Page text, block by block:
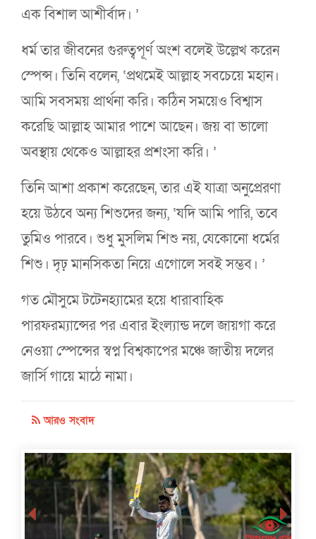
এক বিশাল আশীর্বাদ। ’
ধর্ম তার জীবনের গুরুত্বপূর্ণ অংশ বলেই উল্লেখ করেন
স্পেন্স। তিনি বলেন, ‘প্রথমেই আল্লাহ সবচেয়ে মহান।
আমি সবসময় প্রার্থনা করি। কঠিন সময়েও বিশ্বাস
করেছি আল্লাহ আমার পাশে আছেন। জয় বা ভালো
অবস্থায় থেকেও আল্লাহর প্রশংসা করি। ’
তিনি আশা প্রকাশ করেছেন, তার এই যাত্রা অনুপ্রেরণা
হয়ে উঠবে অন্য শিশুদের জন্য, ‘যদি আমি পারি, তবে
তুমিও পারবে। শুধু মুসলিম শিশু নয়, যেকোনো ধর্মের
শিশু। দৃঢ় মানসিকতা নিয়ে এগোলে সবই সম্ভব। ’
গত মৌসুমে টটেনহ্যামের হয়ে ধারাবাহিক
পারফরম্যান্সের পর এবার ইংল্যান্ড দলে জায়গা করে
নেওয়া স্পেন্সের স্বপ্ন বিশ্বকাপের মঞ্চে জাতীয় দলের
জার্সি গায়ে মাঠে নামা।
আরও সংবাদ